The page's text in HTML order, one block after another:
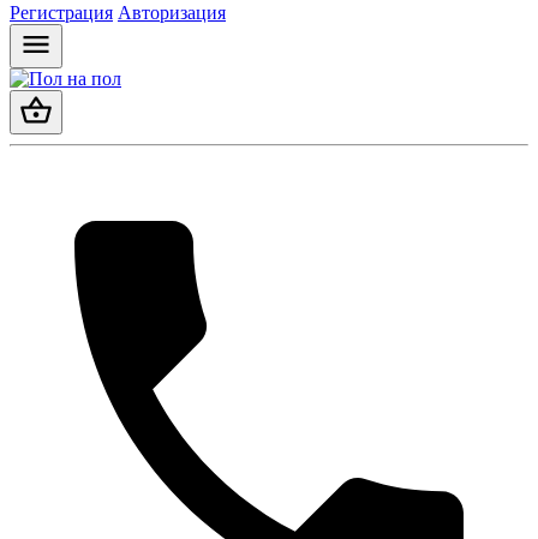
Регистрация Авторизация